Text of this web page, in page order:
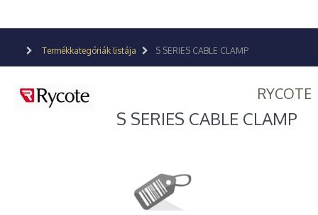
Termékkategóriák listája S SERIES CABLE CLAMP
RYCOTE
S SERIES CABLE CLAMP